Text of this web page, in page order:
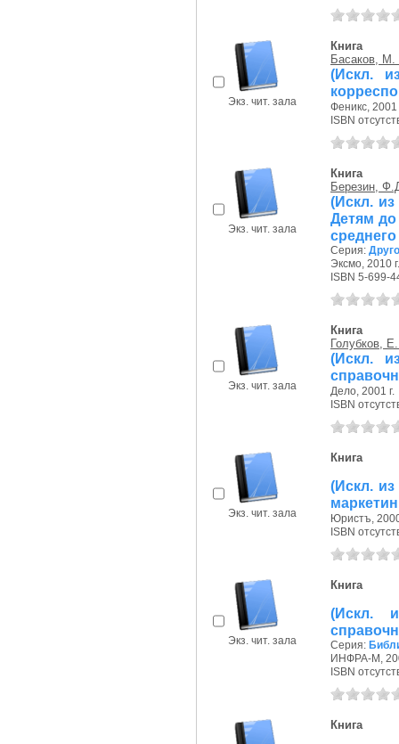
Экз. чит. зала
Книга
Басаков,
(Искл.
Феникс, 2001
ISBN
Экз. чит. зала
Книга
Березин,
(Искл.
Детям до
Серия:
Эксмо, 2010 г.
ISBN 5-699-
Экз. чит. зала
Книга
Голубков,
(Искл.
Дело, 2001 г.
ISBN
Экз. чит. зала
Книга
(Искл. из
Юристъ,
ISBN
Экз. чит. зала
Книга
(Искл.
Серия:
ИНФРА-М,
ISBN
Книга